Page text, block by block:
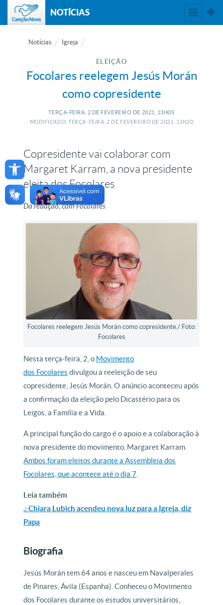
Open toolbar
NOTÍCIAS
Notícias Igreja
ELEIÇÃO
Focolares reelegem Jesús Morán
como copresidente
TERÇA-FEIRA, 2 DE FEVEREIRO DE 2021, 13H05
MODIFICADO: TERÇA-FEIRA, 2 DEFEVEREIRO DE2021, 13H20
Copresidente vai colaborar com
Margaret Karram, a nova presidente
eleita dos Focolares
Da redação, com Focolares
Focolares reelegem Jesús Morán como copresidente./ Foto:
Focolares
Nesta terça-feira, 2, o Movimento
dos Focolares divulgou a reeleição de seu
copresidente, Jesús Morán. O anúncio aconteceu após
a confirmação da eleição pelo Dicastério para os
Leigos, a Família e a Vida.
A principal função do cargo é o apoio e a colaboração à
nova presidente do movimento, Margaret Karram.
Ambos foram eleitos durante a Assembleia dos
Focolares, que acontece até o dia 7
Leia também
.: Chiara Lubich acendeu nova luz para a Igreja, diz
Papa
Biografia
Jesús Morán tem 64 anos e nasceu em Navalperales
de Pinares, Ávila (Espanha). Conheceu o Movimento
dos Focolares durante os estudos universitários,